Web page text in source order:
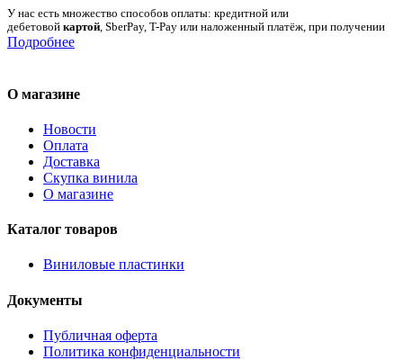
У нас есть множество способов оплаты: кредитной или
дебетовой картой, SberPay, T-Pay или наложенный платёж, при получении
Подробнее
О магазине
Новости
Оплата
Доставка
Скупка винила
О магазине
Каталог товаров
Виниловые пластинки
Документы
Публичная оферта
Политика конфиденциальности